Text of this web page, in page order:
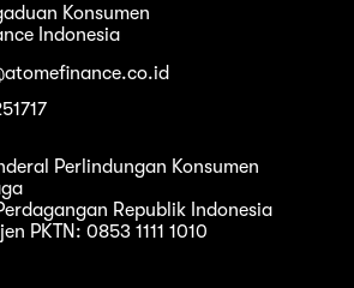
Konsumen
Indonesia
Perlindungan Konsumen
Republik Indonesia
PKTN: 0853 1111 1010